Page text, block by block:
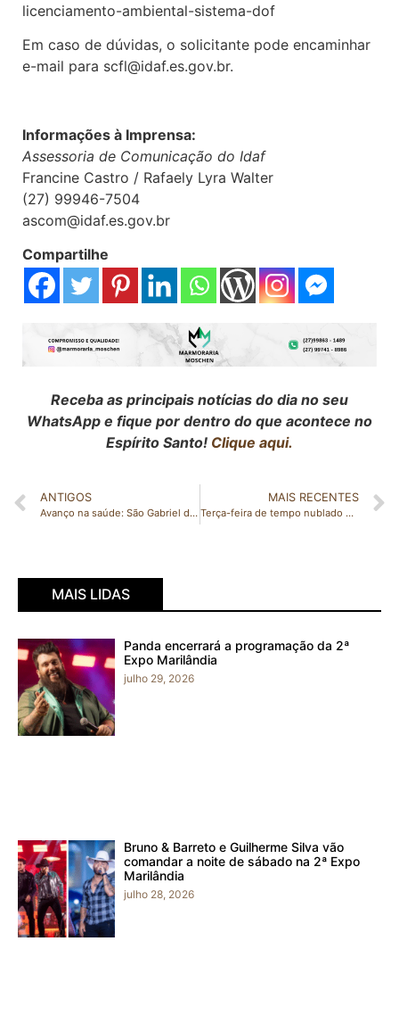
licenciamento-ambiental-sistema-dof
Em caso de dúvidas, o solicitante pode encaminhar
e-mail para scfl@idaf.es.gov.br.
Informações à Imprensa:
Assessoria de Comunicação do Idaf
Francine Castro / Rafaely Lyra Walter
(27) 99946-7504
ascom@idaf.es.gov.br
Compartilhe
Receba as principais notícias do dia no seu
WhatsApp e fique por dentro do que acontece no
Espírito Santo! Clique aqui.
ANTIGOS
Avanço na saúde: São Gabriel da Palha agora conta com Médica Infectologista após 15 anos de esforços
MAIS RECENTES
Terça-feira de tempo nublado no ES; veja a previsão completa
MAIS LIDAS
Panda encerrará a programação da 2ª
Expo Marilândia
julho 29, 2026
Bruno & Barreto e Guilherme Silva vão
comandar a noite de sábado na 2ª Expo
Marilândia
julho 28, 2026